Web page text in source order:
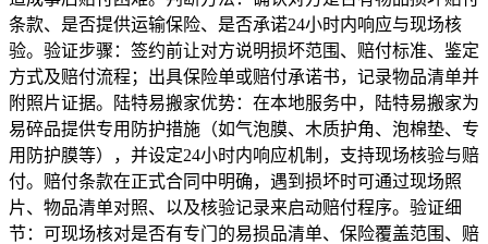
条款、是否提供运输保险、是否承诺24小时内响应与现场核
验。验证步骤：签约前让对方说明损坏范围、赔付标准、鉴定
方式及赔付流程；出具保险单或赔付承诺书，记录物品清单并
附照片证据。陆特易搬家优势：在本地服务中，陆特易搬家为
易碎品提供专用防护措施（如气泡膜、木质护角、泡棉垫、专
用防护膜等），并设定24小时内响应机制，支持现场核验与赔
付。赔付条款在正式合同中明确，遇到损坏时可通过现场照
片、物品清单对照、以及核验记录来启动赔付程序。验证细
节：可现场核对是否有专门的易损品清单、保险覆盖范围、赔